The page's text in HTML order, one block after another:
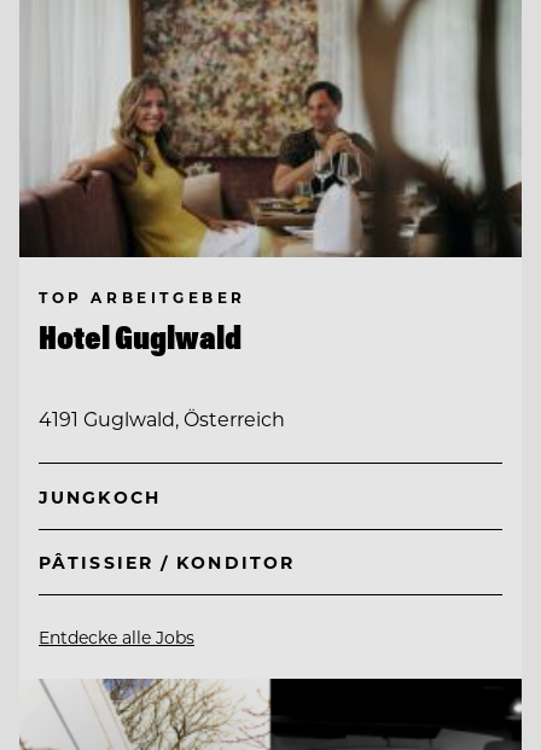
TOP ARBEITGEBER
Hotel Guglwald
4191 Guglwald, Österreich
JUNGKOCH
PÂTISSIER / KONDITOR
Entdecke alle Jobs